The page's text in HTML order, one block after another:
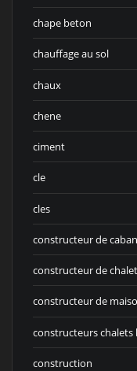
chape beton
chauffage au sol
chaux
chene
ciment
cle
cles
constructeur de
constructeur de
constructeur de
constructeurs chalets
construction